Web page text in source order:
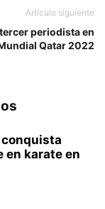
Artículo siguiente
periodista en
Qatar 2022
en karate en